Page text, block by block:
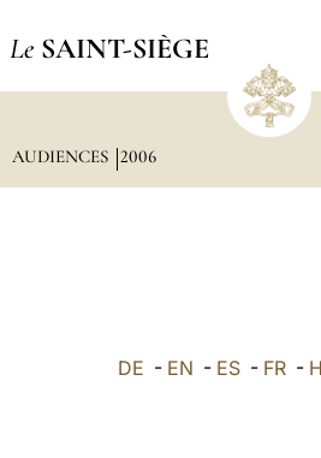
Le SAINT-SIÈGE
AUDIENCES 2006
DE - EN - ES- FR-